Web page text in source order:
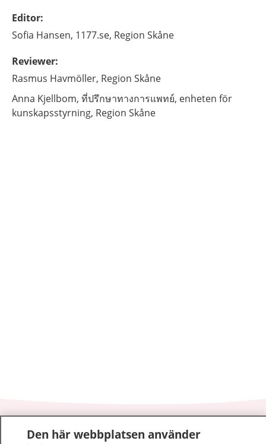
Editor:
Sofia Hansen, 1177.se, Region Skåne
Reviewer:
Rasmus Havmöller, Region Skåne
Anna Kjellbom, ที่ปรึกษาทางการแพทย์, enheten för
kunskapsstyrning, Region Skåne
1177–tryggt om din hälsa och vård
Den här webbplatsen använder